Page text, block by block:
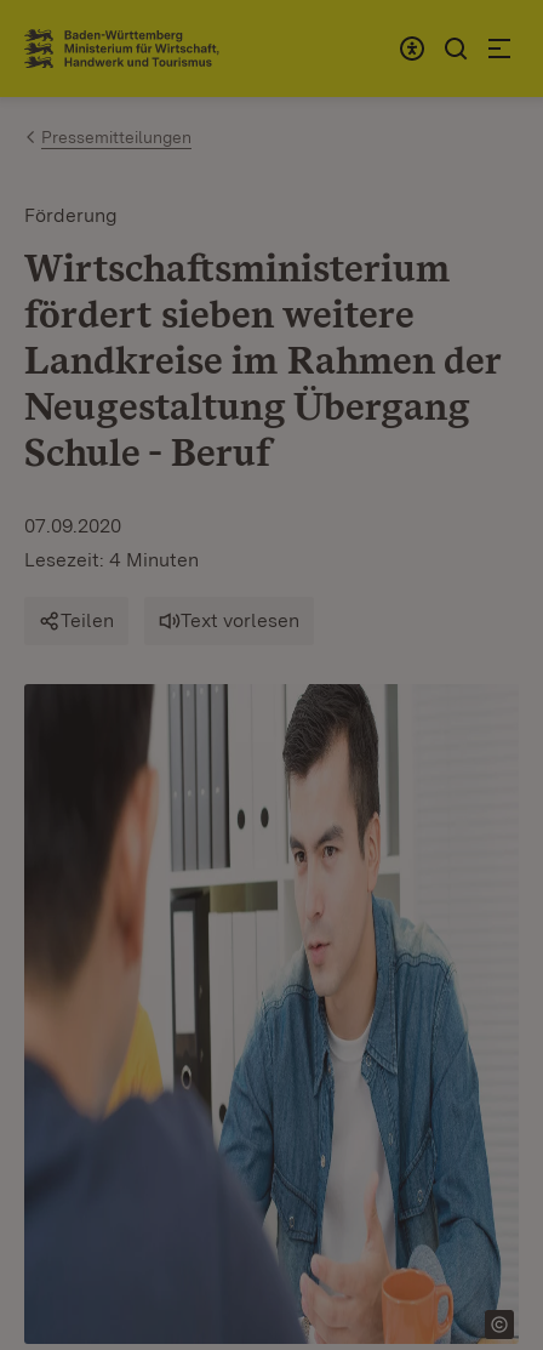
Zum Inhalt springen
Link zur Startseite
Pressemitteilungen
Förderung
Wirtschaftsministerium
fördert sieben weitere
Landkreise im Rahmen der
Neugestaltung Übergang
Schule - Beruf
07.09.2020
Lesezeit: 4 Minuten
Teilen Text vorlesen